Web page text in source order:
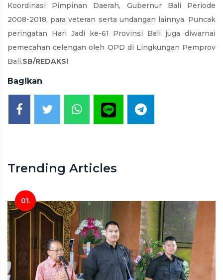
Koordinasi Pimpinan Daerah, Gubernur Bali Periode
2008-2018, para veteran serta undangan lainnya. Puncak
peringatan Hari Jadi ke-61 Provinsi Bali juga diwarnai
pemecahan celengan oleh OPD di Lingkungan Pemprov
Bali.SB/REDAKSI
Bagikan
Trending Articles
01.